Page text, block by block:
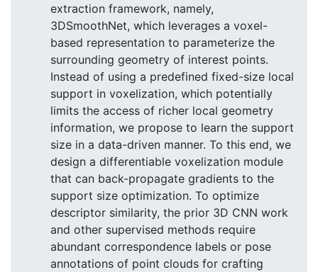
extraction framework, namely,
3DSmoothNet, which leverages a voxel-
based representation to parameterize the
surrounding geometry of interest points.
Instead of using a predefined fixed-size local
support in voxelization, which potentially
limits the access of richer local geometry
information, we propose to learn the support
size in a data-driven manner. To this end, we
design a differentiable voxelization module
that can back-propagate gradients to the
support size optimization. To optimize
descriptor similarity, the prior 3D CNN work
and other supervised methods require
abundant correspondence labels or pose
annotations of point clouds for crafting